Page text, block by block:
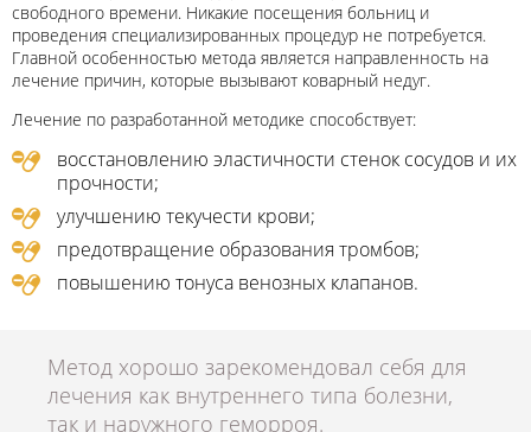
свободного времени. Никакие посещения больниц и
проведения специализированных процедур не потребуется.
Главной особенностью метода является направленность на
лечение причин, которые вызывают коварный недуг.
Лечение по разработанной методике способствует:
восстановлению эластичности стенок сосудов и их
прочности;
улучшению текучести крови;
предотвращение образования тромбов;
повышению тонуса венозных клапанов.
Метод хорошо зарекомендовал себя для
лечения как внутреннего типа болезни,
так и наружного геморроя.